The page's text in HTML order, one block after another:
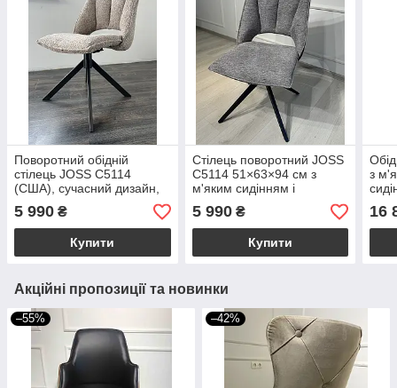
Поворотний обідній
стілець JOSS C5114
(США), сучасний дизайн,
51×63×94 см
5 990 ₴
Купити
Стілець поворотний JOSS
C5114 51×63×94 см з
м'яким сидінням і
металевим каркасом —
модний і ергономічний
вибір для дому та HoReCa
5 990₴
Купити
з
см
16
Акційні пропозиції та новинки
–55% –42%